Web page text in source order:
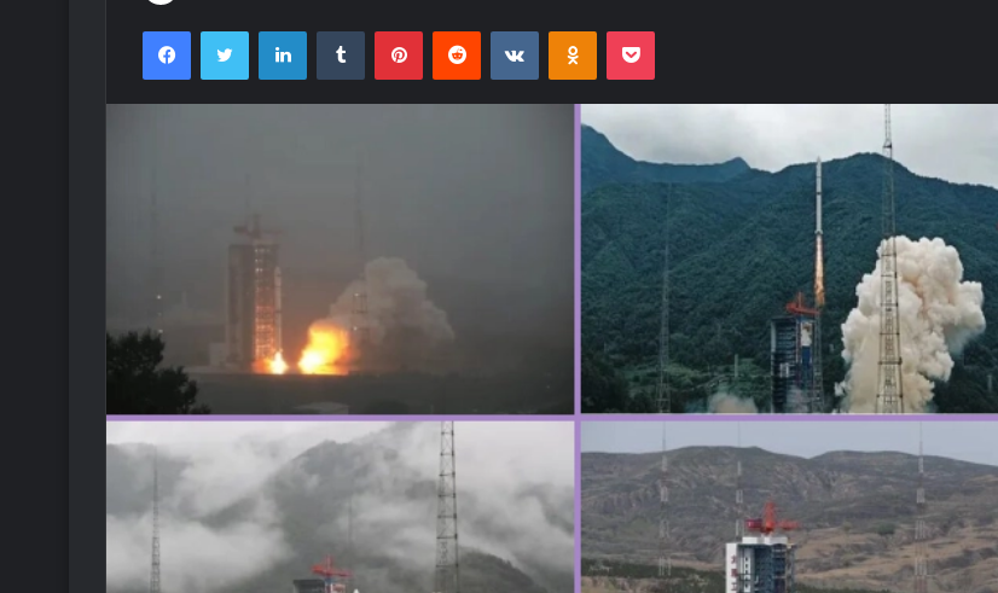
FacebookTwitter LinkedInTumblr PinterestReddit VKontakteOdnoklassniki
Pocket